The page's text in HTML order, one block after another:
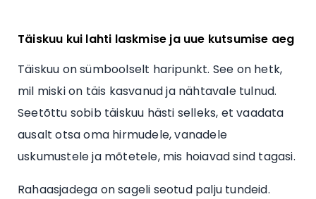
Täiskuu kui lahti laskmise ja uue kutsumise aeg
Täiskuu on sümboolselt haripunkt. See on hetk,
mil miski on täis kasvanud ja nähtavale tulnud.
Seetõttu sobib täiskuu hästi selleks, et vaadata
ausalt otsa oma hirmudele, vanadele
uskumustele ja mõtetele, mis hoiavad sind tagasi.
Rahaasjadega on sageli seotud palju tundeid.